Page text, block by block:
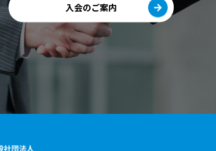
入会のご案内